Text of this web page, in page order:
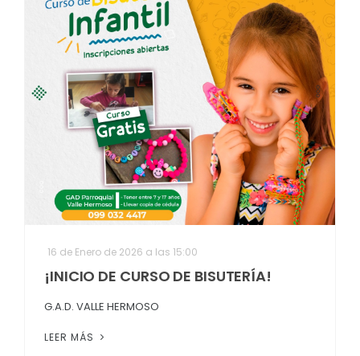
16 de Enero de 2026 a las 15:00
¡INICIO DE CURSO DE BISUTERÍA!
G.A.D. VALLE HERMOSO
LEER MÁS